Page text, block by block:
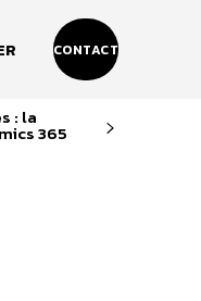
CONTACT
: la
365